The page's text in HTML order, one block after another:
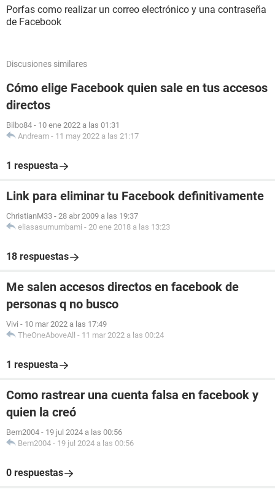
Porfas como realizar un correo electrónico y una contraseña
de Facebook
Discusiones similares
Cómo elige Facebook quien sale en tus accesos
directos
Bilbo84 - 10 ene 2022 a las 01:31
Andream - 11 may 2022 a las 21:17
1 respuesta
Link para eliminar tu Facebook definitivamente
ChristianM33 - 28 abr 2009 a las 19:37
eliasasumumbami - 20 ene 2018 a las 13:23
18 respuestas
Me salen accesos directos en facebook de
personas q no busco
Vivi - 10 mar 2022 a las 17:49
TheOneAboveAll - 11 mar 2022 a las 00:24
1 respuesta
Como rastrear una cuenta falsa en facebook y
quien la creó
Bem2004 - 19 jul 2024 a las 00:56
Bem2004 - 19 jul 2024 a las 00:56
0 respuestas